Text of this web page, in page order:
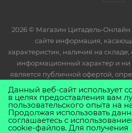
2026 © Магазин Цитадель-
сайте информация,
характеристик, наличия на складе,
информационный характер и ни
является публичной офертой,
Статьи 437(2)
Данный веб-сайт использует
в целях предоставления вам
пользовательского опыта на
Продолжая использовать
соглашаетесь с
cookie-файлов. Для получения